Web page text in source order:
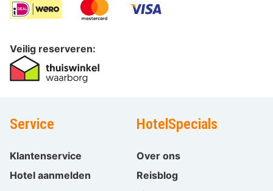
Veilig reserveren:
Service
Klantenservice
Hotel aanmelden
HotelSpecials
Over ons
Reisblog